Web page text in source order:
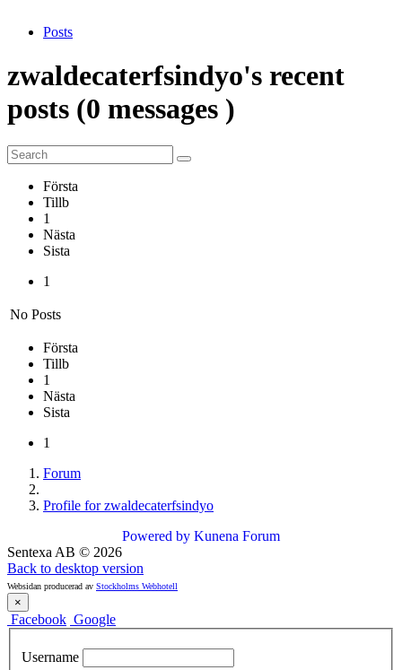
Posts
zwaldecaterfsindyo's recent
posts (0 messages )
Första
Tillb
1
Nästa
Sista
1
No Posts
Första
Tillb
1
Nästa
Sista
1
Forum
Profile for zwaldecaterfsindyo
Powered by Kunena Forum
Sentexa AB © 2026
Back to desktop version
Websidan producerad av Stockholms Webhotell
×
Facebook Google
Username